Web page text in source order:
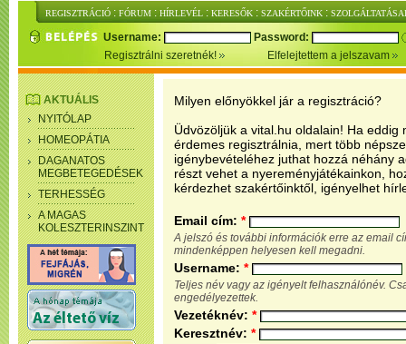
REGISZTRÁCIÓ : FÓRUM : HÍRLEVÉL : KERESŐK : SZAKÉRTŐINK :
Username:
Password:
Regisztrálni szeretnék!
Elfelejtettem a jelszavam
AKTUÁLIS
NYITÓLAP
HOMEOPÁTIA
DAGANATOS
MEGBETEGEDÉSEK
TERHESSÉG
A MAGAS
KOLESZTERINSZINT
Milyen előnyökkel jár a regisztráció?
Üdvözöljük a vital.hu oldalain! Ha eddig
érdemes regisztrálnia, mert több
igénybevételéhez juthat hozzá néhány
részt vehet a nyereményjátékainkon,
kérdezhet szakértőinktől, igényelhet
Email cím: *
A jelszó és további információk erre az email
mindenképpen helyesen kell megadni.
Username: *
Teljes név vagy az igényelt felhasználónév.
engedélyezettek.
Vezetéknév: *
Keresztnév: *